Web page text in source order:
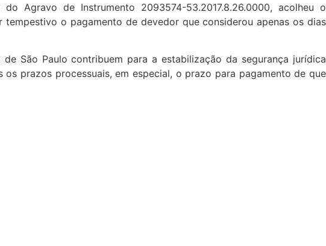
Agravo de Instrumento 2093574-53.2017.8.26.0000, acolheu o
o pagamento de devedor que considerou apenas os dias
São Paulo contribuem para a estabilização da segurança jurídica
prazos processuais, em especial, o prazo para pagamento de que